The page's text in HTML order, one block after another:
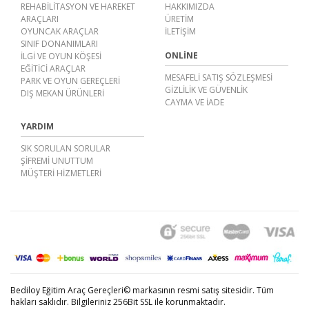
REHABİLİTASYON VE HAREKET
ARAÇLARI
OYUNCAK ARAÇLAR
SINIF DONANIMLARI
İLGİ VE OYUN KÖŞESİ
EĞİTİCİ ARAÇLAR
PARK VE OYUN GEREÇLERİ
DIŞ MEKAN ÜRÜNLERİ
HAKKIMIZDA
ÜRETIM
İLETIŞIM
ONLINE
MESAFELI SATIŞ SÖZLEŞMESI
GIZLILIK VE GÜVENLIK
CAYMA VE İADE
YARDIM
SIK SORULAN SORULAR
ŞIFREMI UNUTTUM
MÜŞTERI HIZMETLERI
Bediloy Eğitim Araç Gereçleri© markasının resmi satış sitesidir. Tüm
hakları saklıdır. Bilgileriniz 256Bit SSL ile korunmaktadır.